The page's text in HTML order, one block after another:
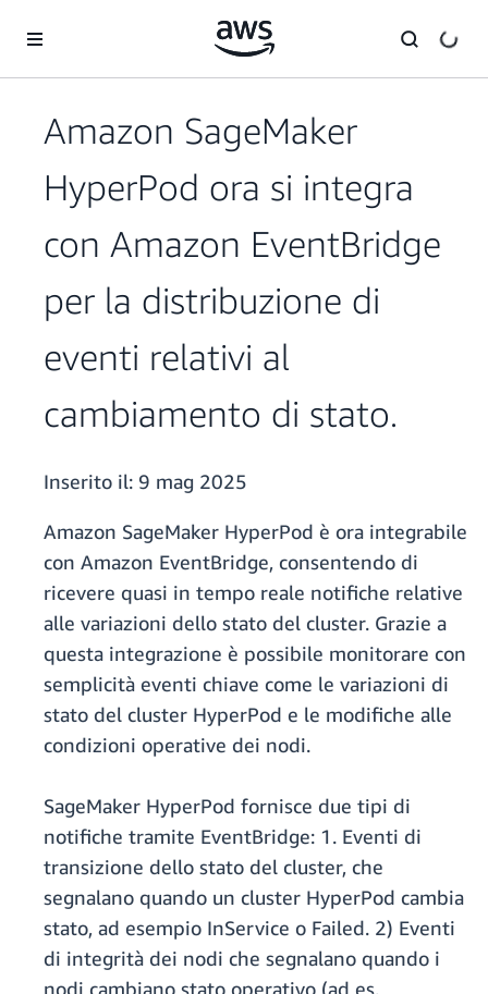
Amazon SageMaker
HyperPod ora si integra
con Amazon EventBridge
per la distribuzione di
eventi relativi al
cambiamento di stato.
Inserito il: 9 mag 2025
Amazon SageMaker HyperPod è ora integrabile
con Amazon EventBridge, consentendo di
ricevere quasi in tempo reale notifiche relative
alle variazioni dello stato del cluster. Grazie a
questa integrazione è possibile monitorare con
semplicità eventi chiave come le variazioni di
stato del cluster HyperPod e le modifiche alle
condizioni operative dei nodi.
SageMaker HyperPod fornisce due tipi di
notifiche tramite EventBridge: 1. Eventi di
transizione dello stato del cluster, che
segnalano quando un cluster HyperPod cambia
stato, ad esempio InService o Failed. 2) Eventi
di integrità dei nodi che segnalano quando i
nodi cambiano stato operativo (ad es.